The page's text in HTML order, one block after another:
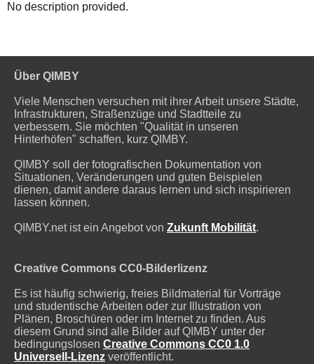
No description provided.
Über QIMBY
Viele Menschen versuchen mit ihrer Arbeit unsere Städte,
Infrastrukturen, Straßenzüge und Stadtteile zu
verbessern. Sie möchten "Qualität in unseren
Hinterhöfen" schaffen, kurz QIMBY.
QIMBY soll der fotografischen Dokumentation von
Situationen, Veränderungen und guten Beispielen
dienen, damit andere daraus lernen und sich inspirieren
lassen können.
QIMBY.net ist ein Angebot von Zukunft Mobilität.
Creative Commons CC0-Bilderlizenz
Es ist häufig schwierig, freies Bildmaterial für Vorträge
und studentische Arbeiten oder zur Illustration von
Plänen, Broschüren oder im Internet zu finden. Aus
diesem Grund sind alle Bilder auf QIMBY unter der
bedingungslosen Creative Commons CC0 1.0
Universell-Lizenz veröffentlicht.